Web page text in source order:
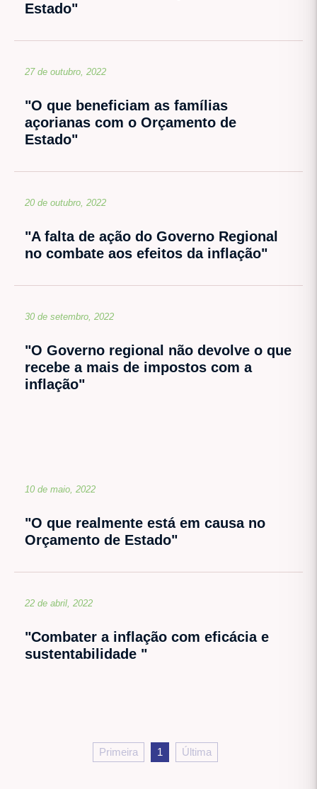
Estado"
27 de outubro, 2022
"O que beneficiam as famílias
açorianas com o Orçamento de
Estado"
20 de outubro, 2022
"A falta de ação do Governo Regional
no combate aos efeitos da inflação"
30 de setembro, 2022
"O Governo regional não devolve o que
recebe a mais de impostos com a
inflação"
10 de maio, 2022
"O que realmente está em causa no
Orçamento de Estado"
22 de abril, 2022
"Combater a inflação com eficácia e
sustentabilidade "
Primeira 1 Última